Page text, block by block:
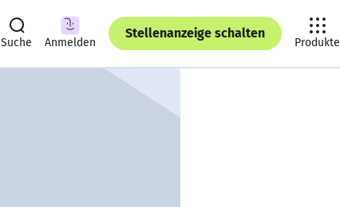
Suche Anmelden
Stellenanzeige schalten
Produkte